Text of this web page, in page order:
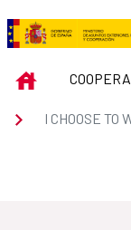
Skip to Main Content
INICIO
I CHOOSE TO